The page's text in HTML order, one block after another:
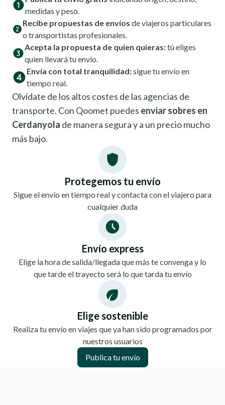
medidas y peso.
Recibe propuestas de envíos de viajeros particulares
o transportistas profesionales.
Acepta la propuesta de quien quieras:tú eliges
quien llevará tu envío.
Envía con total tranquilidad:sigue tu envío en
tiempo real.
Olvídate de los altos costes de las agencias de
transporte. Con Qoomet puedes enviar sobres en
Cerdanyola de manera segura y a un precio mucho
más bajo.
Protegemos tu envío
Sigue el envío en tiempo real y contacta con el viajero para
cualquier duda
Envío express
Elige la hora de salida/llegada que más te convenga y lo
que tarde el trayecto será lo que tarda tu envío
Elige sostenible
Realiza tu envío en viajes que ya han sido programados por
nuestros usuarios
Publica tu envío